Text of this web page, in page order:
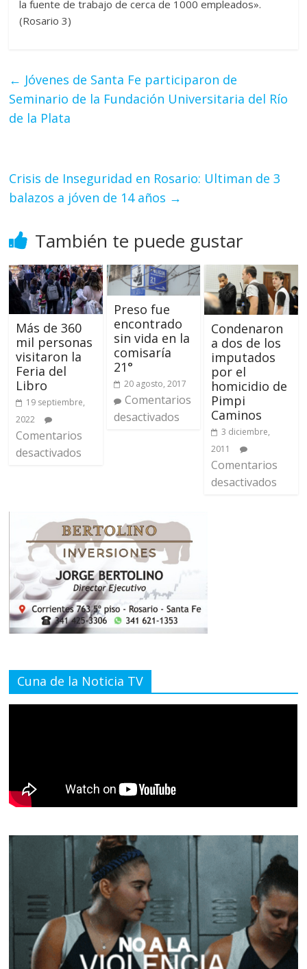
la fuente de trabajo de cerca de 1000 empleados».
(Rosario 3)
← Jóvenes de Santa Fe participaron de
Seminario de la Fundación Universitaria del Río
de la Plata
Crisis de Inseguridad en Rosario: Ultiman de 3
balazos a jóven de 14 años →
También te puede gustar
Más de 360
mil personas
visitaron la
Feria del
Libro
19 septiembre,
2022
Comentarios
desactivados
Preso fue
encontrado
sin vida en la
comisaría
21°
20 agosto, 2017
Comentarios
desactivados
Condenaron
a dos de los
imputados
por el
homicidio de
Pimpi
Caminos
3 diciembre,
2011
Comentarios
desactivados
Cuna de la Noticia TV